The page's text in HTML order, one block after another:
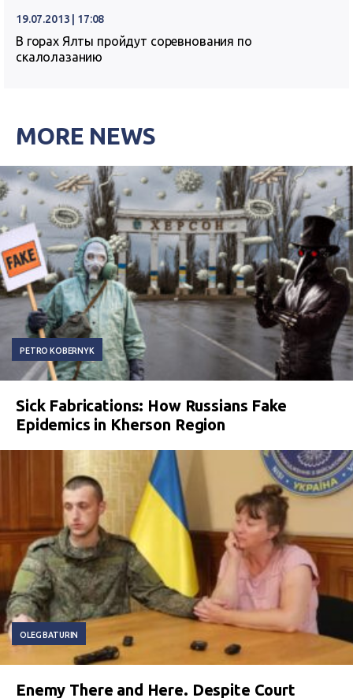
19.07.2013 | 17:08
В горах Ялты пройдут соревнования по
скалолазанию
MORE NEWS
PETRO KOBERNYK
Sick Fabrications: How Russians Fake
Epidemics in Kherson Region
OLEG BATURIN
Enemy There and Here. Despite Court